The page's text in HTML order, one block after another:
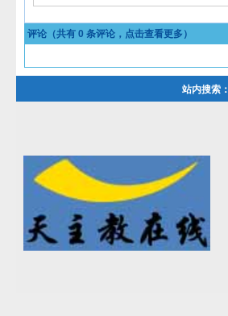
评论（共有 0 条评论，点击查看更多）
站内搜索：